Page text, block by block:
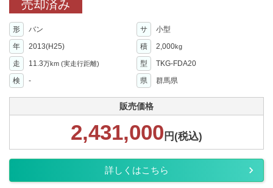
売却済み
形 バン サ
小型
年
2013(H25) 積 2,000kg
走 11.3万km (実走行距離) 型
TKG-FDA20
検
- 県 群馬県
販売価格
2,431,000 円(税込)
詳しくはこちら